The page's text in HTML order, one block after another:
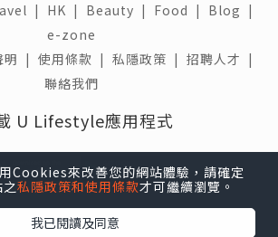
| HK | Beauty | Food | Blog |
e-zone
明 | 使用條款 | 私隱政策 | 招聘人才 |
聯絡我們
U Lifestyle應用程式
Cookies來改善您的網站體驗，請確定
私隱政策和使用條款才可繼續瀏覽。
我已閱讀及同意